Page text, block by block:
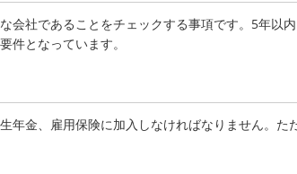
会社であることをチェックする事項です。5年以
件となっています。
年金、雇用保険に加入しなければなりません。